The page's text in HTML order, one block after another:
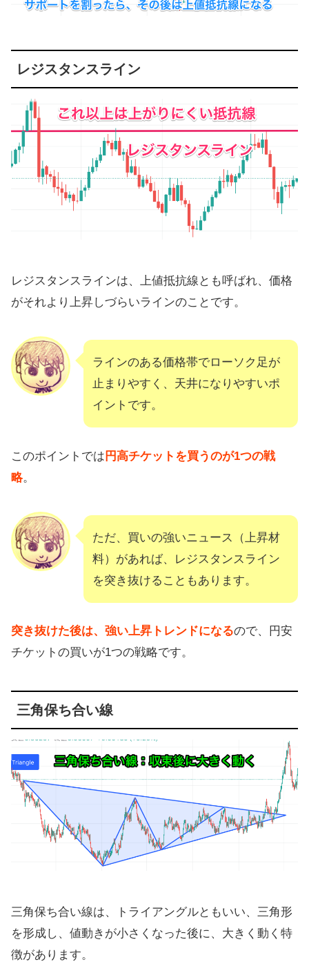
レジスタンスライン
レジスタンスラインは、上値抵抗線とも呼ばれ、価格
がそれより上昇しづらいラインのことです。
ラインのある価格帯でローソク足が
止まりやすく、天井になりやすいポ
イントです。
このポイントでは 円高チケットを買うのが1つの戦
略。
ただ、買いの強いニュース（上昇材
料）があれば、レジスタンスライン
を突き抜けることもあります。
突き抜けた後は、強い上昇トレンドになるので、円安
チケットの買いが1つの戦略です。
三角保ち合い線
三角保ち合い線は、トライアングルともいい、三角形
を形成し、値動きが小さくなった後に、大きく動く特
徴があります。